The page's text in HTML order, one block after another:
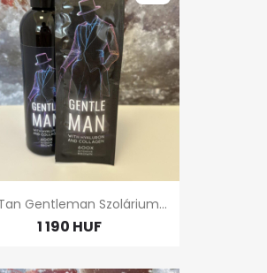
Gentleman Szolárium...
1 190 HUF